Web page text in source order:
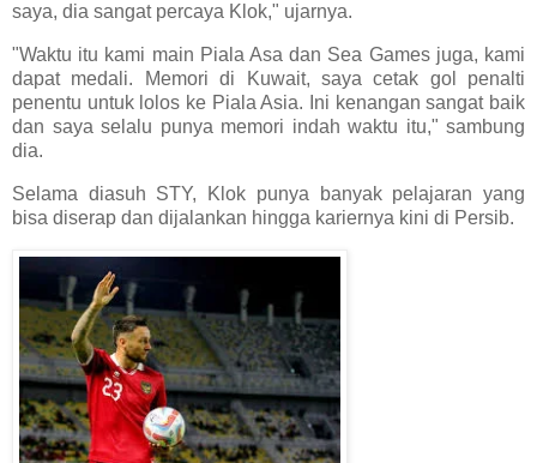
saya, dia sangat percaya Klok," ujarnya.
"Waktu itu kami main Piala Asa dan Sea Games juga, kami
dapat medali. Memori di Kuwait, saya cetak gol penalti
penentu untuk lolos ke Piala Asia. Ini kenangan sangat baik
dan saya selalu punya memori indah waktu itu," sambung
dia.
Selama diasuh STY, Klok punya banyak pelajaran yang
bisa diserap dan dijalankan hingga kariernya kini di Persib.